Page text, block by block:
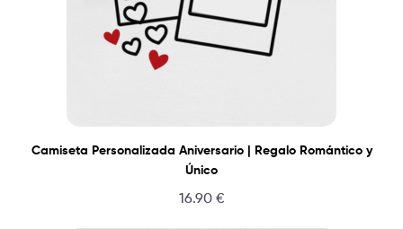
Camiseta Personalizada Aniversario | Regalo Romántico y
Único
16.90 €